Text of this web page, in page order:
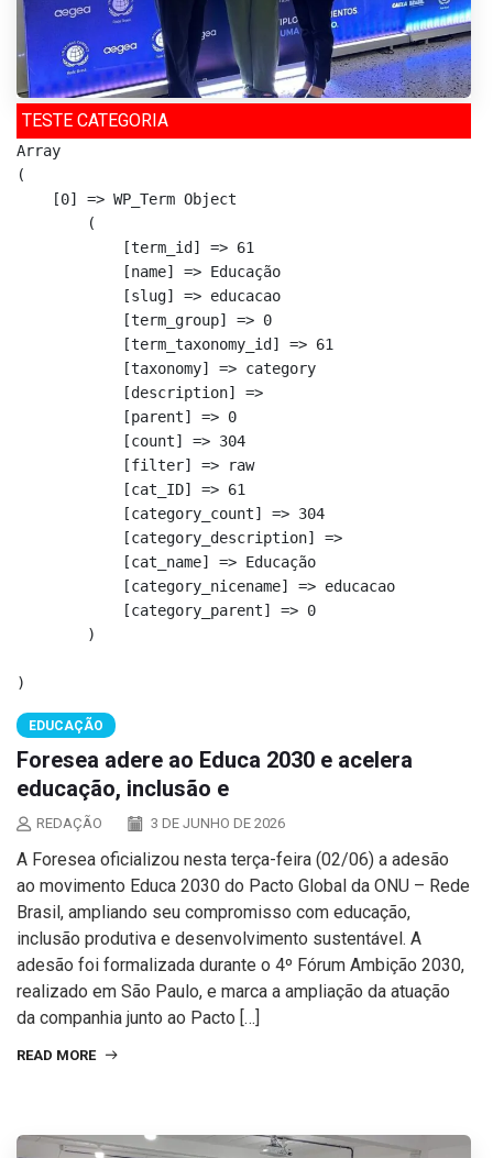
TESTE CATEGORIA
Array
(
    [0] => WP_Term Object
        (
            [term_id] => 61
            [name] => Educação
            [slug] => educacao
            [term_group] => 0
            [term_taxonomy_id] => 61
            [taxonomy] => category
            [description] =>
            [parent] => 0
            [count] => 304
            [filter] => raw
            [cat_ID] => 61
            [category_count] => 304
            [category_description] =>
            [cat_name] => Educação
            [category_nicename] => educacao
            [category_parent] => 0
        )
EDUCAÇÃO
Foresea adere ao Educa 2030 e acelera
educação, inclusão e
REDAÇÃO 3 DE JUNHO DE 2026
A Foresea oficializou nesta terça-feira (02/06) a adesão
ao movimento Educa 2030 do Pacto Global da ONU – Rede
Brasil, ampliando seu compromisso com educação,
inclusão produtiva e desenvolvimento sustentável. A
adesão foi formalizada durante o 4º Fórum Ambição 2030,
realizado em São Paulo, e marca a ampliação da atuação
da companhia junto ao Pacto […]
READ MORE